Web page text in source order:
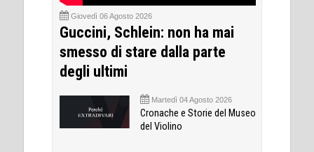
Giovedì 06 Agosto 2026
Guccini, Schlein: non ha mai
smesso di stare dalla parte
degli ultimi
Martedì 04 Agosto 2026
Cronache e Storie del Museo
del Violino